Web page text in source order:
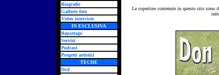
Biografie
Gallerie foto
Video interviste
IN ESCLUSIVA
Reportage
Servizi
Podcast
Progetti artistici
TECHE
Dvd
Le copertine contenute in questo sito